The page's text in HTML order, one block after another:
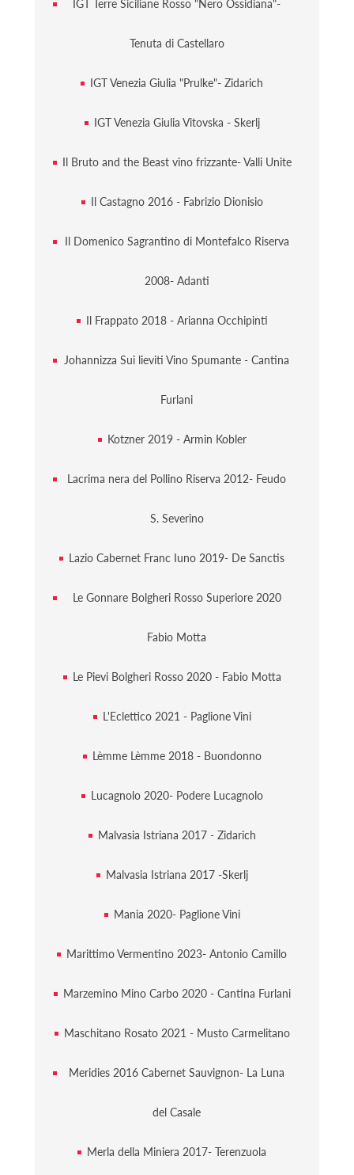
IGT Terre Siciliane Rosso "Nero Ossidiana"-
Tenuta di Castellaro
IGT Venezia Giulia "Prulke"- Zidarich
IGT Venezia Giulia Vitovska - Skerlj
Il Bruto and the Beast vino frizzante- Valli Unite
Il Castagno 2016 - Fabrizio Dionisio
Il Domenico Sagrantino di Montefalco Riserva
2008- Adanti
Il Frappato 2018 - Arianna Occhipinti
Johannizza Sui lieviti Vino Spumante - Cantina
Furlani
Kotzner 2019 - Armin Kobler
Lacrima nera del Pollino Riserva 2012- Feudo
S. Severino
Lazio Cabernet Franc Iuno 2019- De Sanctis
Le Gonnare Bolgheri Rosso Superiore 2020
Fabio Motta
Le Pievi Bolgheri Rosso 2020 - Fabio Motta
L'Eclettico 2021 - Paglione Vini
Lèmme Lèmme 2018 - Buondonno
Lucagnolo 2020- Podere Lucagnolo
Malvasia Istriana 2017 - Zidarich
Malvasia Istriana 2017 -Skerlj
Mania 2020- Paglione Vini
Marittimo Vermentino 2023- Antonio Camillo
Marzemino Mino Carbo 2020 - Cantina Furlani
Maschitano Rosato 2021 - Musto Carmelitano
Meridies 2016 Cabernet Sauvignon- La Luna
del Casale
Merla della Miniera 2017- Terenzuola